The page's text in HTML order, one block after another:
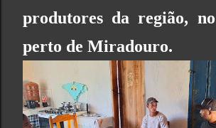
produtores da região, no
perto de Miradouro.